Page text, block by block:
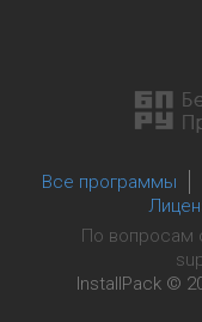
Все программы
По вопросам
InstallPack ©